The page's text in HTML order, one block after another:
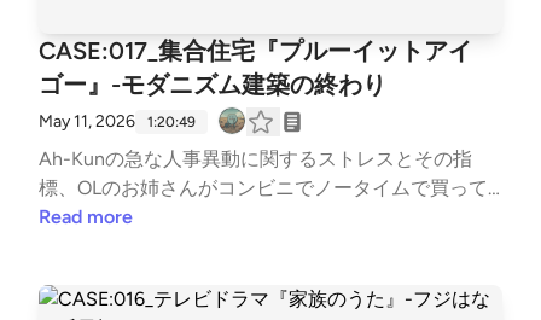
CASE:017_集合住宅『プルーイットアイ
ゴー』-モダニズム建築の終わり
May 11, 2026 1:20:49
Ah-Kunの急な人事異動に関するストレスとその指
標、OLのお姉さんがコンビニでノータイムで買って
いった商品について語った後、スラム対策のために勤
た。削られる予算をやりくりして建築と維持に努めた
Read more